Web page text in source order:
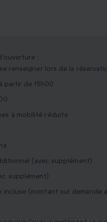
:
renseigner lors de la
partir de 15h00
à mobilité réduite
(avec supplément)
supplément)
incluse (montant sur demande